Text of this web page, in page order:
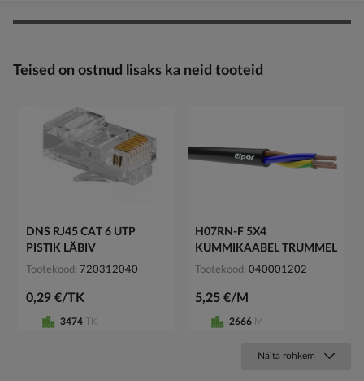
Teised on ostnud lisaks ka neid tooteid
DNS RJ45 CAT 6 UTP
PISTIK LÄBIV
Tootekood 720312040
0,29 €/TK
3474 TK
H07RN-F 5X4
KUMMIKAABEL TRUMMEL
Tootekood 040001202
5,25 €/M
2666 M
Näita rohkem